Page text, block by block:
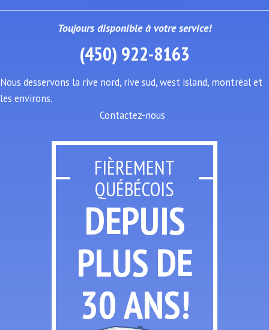
Toujours disponible à votre service!
(450) 922-8163
Nous desservons la rive nord, rive sud, west island, montréal et
les environs.
Contactez-nous
FIÈREMENT
QUÉBÉCOIS
DEPUIS
PLUS DE
30 ANS!